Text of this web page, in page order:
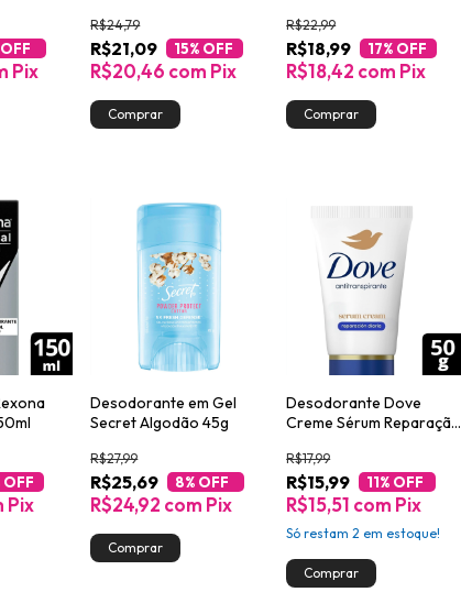
OFF
Pix
R$21,09
R$24,79
15% OFF
R$20,46 com Pix
Perfume 150ml
R$18,99
R$22,99
17% OFF
R$18,42 com Pix
OFF
Pix
Desodorante em Gel
Secret Algodão 45g
R$25,69
R$27,99
8% OFF
R$24,92 com Pix
Desodorante Dove
Creme Sérum Reparação
R$15,99
R$17,99
11% OFF
R$15,51 com Pix
Só restam2 em estoque!